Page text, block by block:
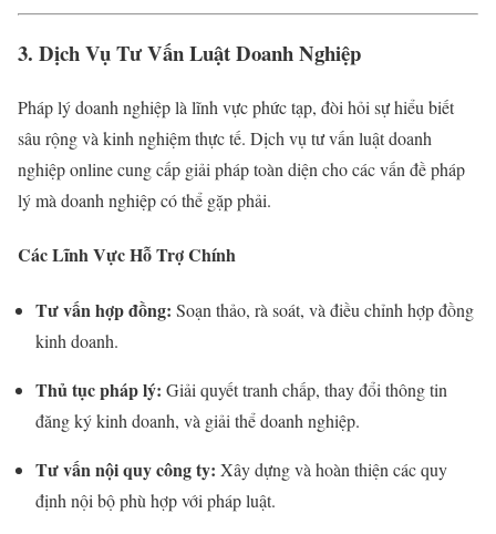
3. Dịch Vụ Tư Vấn Luật Doanh Nghiệp
Pháp lý doanh nghiệp là lĩnh vực phức tạp, đòi hỏi sự hiểu biết
sâu rộng và kinh nghiệm thực tế. Dịch vụ tư vấn luật doanh
nghiệp online cung cấp giải pháp toàn diện cho các vấn đề pháp
lý mà doanh nghiệp có thể gặp phải.
Các Lĩnh Vực Hỗ Trợ Chính
Tư vấn hợp đồng: Soạn thảo, rà soát, và điều chỉnh hợp đồng
kinh doanh.
Thủ tục pháp lý: Giải quyết tranh chấp, thay đổi thông tin
đăng ký kinh doanh, và giải thể doanh nghiệp.
Tư vấn nội quy công ty: Xây dựng và hoàn thiện các quy
định nội bộ phù hợp với pháp luật.